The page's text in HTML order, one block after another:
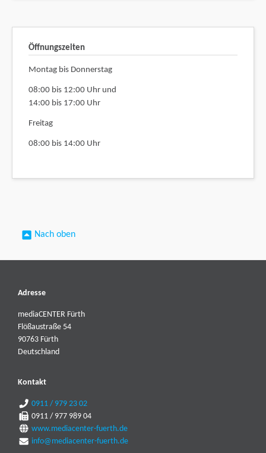
Öffnungszeiten
Montag bis Donnerstag
08:00 bis 12:00 Uhr und
14:00 bis 17:00 Uhr
Freitag
08:00 bis 14:00 Uhr
Nach oben
Adresse
mediaCENTER Fürth
Flößaustraße 54
90763 Fürth
Deutschland
Kontakt
0911 / 979 23 02
0911 / 977 989 04
www.mediacenter-fuerth.de
info@mediacenter-fuerth.de